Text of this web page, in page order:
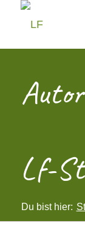
Lf-
Du bist hier: